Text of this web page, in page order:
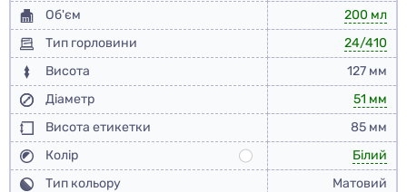
Об'єм
200 мл
Тип горловини
24/410
Висота
127 мм
Діаметр
51 мм
Висота етикетки
85 мм
Колір
Білий
Тип кольору
Матовий